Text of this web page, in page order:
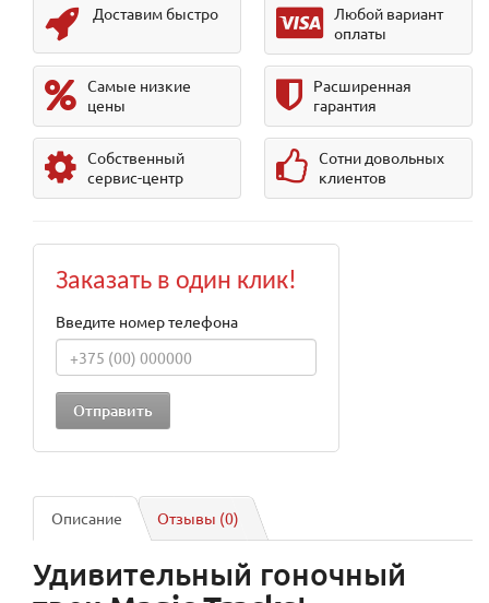
Доставим быстро
Любой вариант
оплаты
Самые низкие
цены
Расширенная
гарантия
Собственный
сервис-центр
Сотни довольных
клиентов
Заказать в один клик!
Введите номер телефона
Описание Отзывы (0)
Удивительный гоночный